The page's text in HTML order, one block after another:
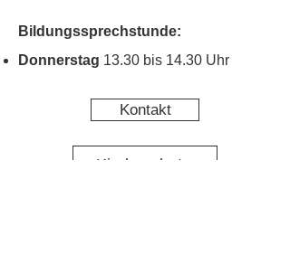
Bildungssprechstunde:
Donnerstag 13.30 bis 14.30 Uhr
Kontakt
Kinderschutz